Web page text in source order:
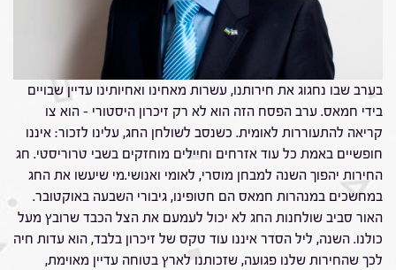
בערב שבו נחגוג את חירותנו, עשרות מאחינו ואחיותינו עדיין שבויים
בידי חמאס. ערב הפסח הזה הוא לא רק זיכרון היסטורי – הוא צו
קריאה להתעוררות לאומית. כשנסב לשולחן החג, עלינו לזכור: איננו
חופשיים באמת כל עוד אזרחים וחיילים מוחזקים בשבי טרוריסטי. חג
החירות יהפוך השנה למבחן מוסרי, לאומי ואנושי.מי שיעשו את החג
במחשכים במנהרות חמאס הם חטופינו, גיבורי השבעה באוקטובר.
האור סביב שולחנות החג לא יכול לעמעם את הצל הכבד שרובץ מעל
כולנו. השנה, ליל הסדר איננו עוד טקס של זיכרון בלבד, הוא עדות חיה
לכך שהחירות שלנו פגועה, שזכותנו לארץ בטוחה עדיין מאוימת,